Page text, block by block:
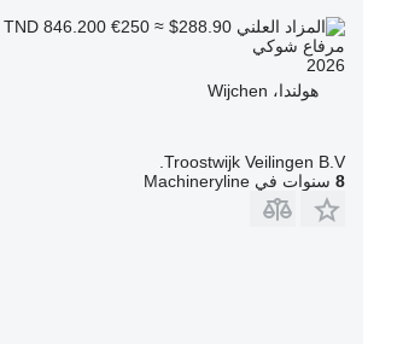
€250 ≈ $288.90
مرفاع شوكي
2026
هولندا، Wijchen
Troostwijk Veilingen B.V.
8سنوات في Machineryline